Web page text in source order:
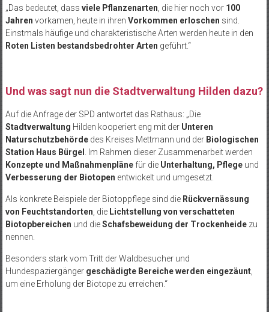
„Das bedeutet, dass viele Pflanzenarten, die hier noch vor 100
Jahren vorkamen, heute in ihren Vorkommen erloschen sind.
Einstmals häufige und charakteristische Arten werden heute in den
Roten Listen bestandsbedrohter Arten geführt.“
Und was sagt nun die Stadtverwaltung Hilden dazu?
Auf die Anfrage der SPD antwortet das Rathaus: „Die
Stadtverwaltung Hilden kooperiert eng mit der Unteren
Naturschutzbehördedes Kreises Mettmann und der Biologischen
Station Haus Bürgel . Im Rahmen dieser Zusammenarbeit werden
Konzepte und Maßnahmenplänefür die Unterhaltung, Pflegeund
Verbesserung der Biotopen entwickelt und umgesetzt.
Als konkrete Beispiele der Biotoppflege sind die Rückvernässung
von Feuchtstandorten, die Lichtstellung von verschatteten
Biotopbereichen und dieSchafsbeweidung der Trockenheidezu
nennen.
Besonders stark vom Tritt der Waldbesucher und
Hundespaziergänger geschädigte Bereiche werden eingezäunt,
um eine Erholung der Biotope zu erreichen.“